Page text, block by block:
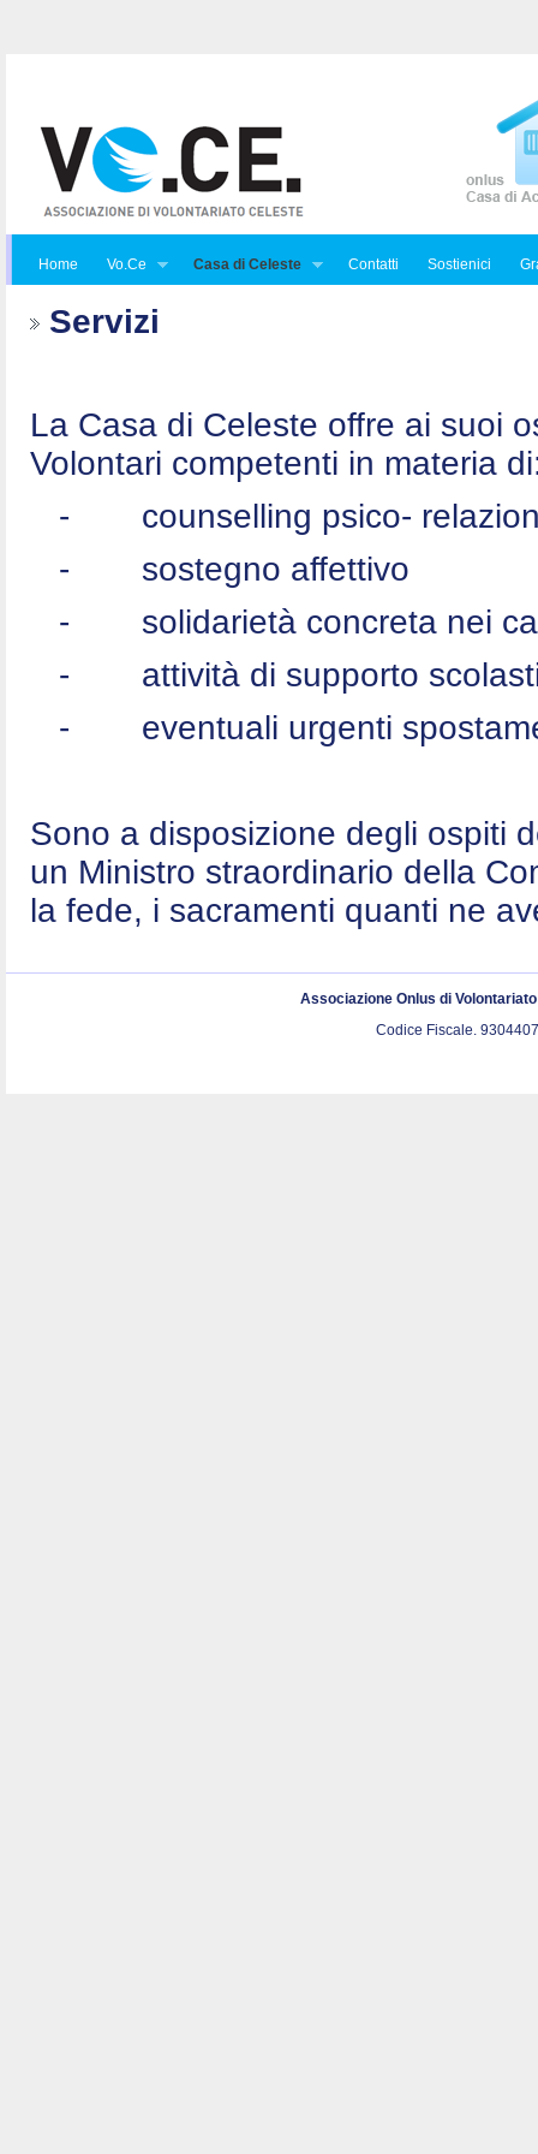
Home Vo.Ce Casa di Celeste Contatti Sostienici
Servizi
La Casa di Celeste offre ai suoi
Volontari competenti in materia
-
counselling psico-
-
sostegno affettivo
-
solidarietà concreta nei
-
attività di supporto
-
eventuali urgenti
Sono a disposizione degli ospiti
un Ministro straordinario della
la fede, i sacramenti quanti ne
Associazione Onlus di
Codice Fiscale.